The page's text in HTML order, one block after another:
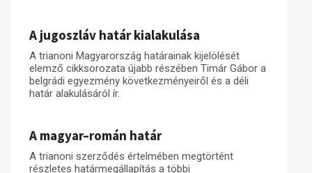
A jugoszláv határ kialakulása
A trianoni Magyarország határainak kijelölését
elemző cikksorozata újabb részében Timár Gábor a
belgrádi egyezmény következményeiről és a déli
határ alakulásáról ír.
A magyar–román határ
A trianoni szerződés értelmében megtörtént
részletes határmegállapítás a többi